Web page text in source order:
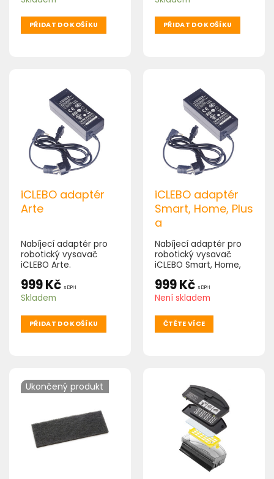
PŘIDAT DO KOŠÍKU PŘIDAT DO KOŠÍKU
iCLEBO adaptér
Arte
Nabíjecí adaptér pro
robotický vysavač
iCLEBO Arte.
999Kč s DPH
Skladem
PŘIDAT DO KOŠÍKU
iCLEBO adaptér
Smart, Home, Plus
a
Nabíjecí adaptér pro
robotický vysavač
iCLEBO Smart, Home,
999Kč s DPH
Není skladem
ČTĚTE VÍCE
Ukončený produkt